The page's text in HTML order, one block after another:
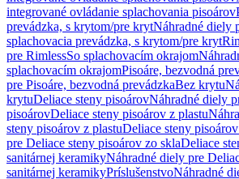
integrované ovládanie splachovania pisoárov
prevádzka, s krytom/pre krytNáhradné diely
splachovacia prevádzka, s krytom/pre kryt
pre RimlessSo splachovacím okrajom
splachovacím okrajomPisoáre, bezvodná
pre Pisoáre, bezvodná prevádzkaBez krytu
krytuDeliace steny pisoárovNáhradné diely
pisoárovDeliace steny pisoárov z plastu
steny pisoárov z plastuDeliace steny
pre Deliace steny pisoárov zo sklaDeliace
sanitárnej keramikyNáhradné diely pre
sanitárnej keramikyPríslušenstvoNáhradné